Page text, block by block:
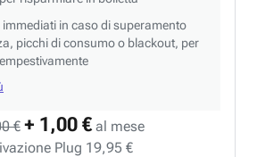
€ + 1,00 € al mese
Plug 19,95 €
immediati in caso di superamento
picchi di consumo o blackout, per